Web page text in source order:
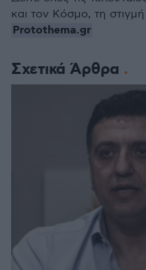
Σχετικά Άρθρα
και τον Κόσμο, τη
Protothema.gr